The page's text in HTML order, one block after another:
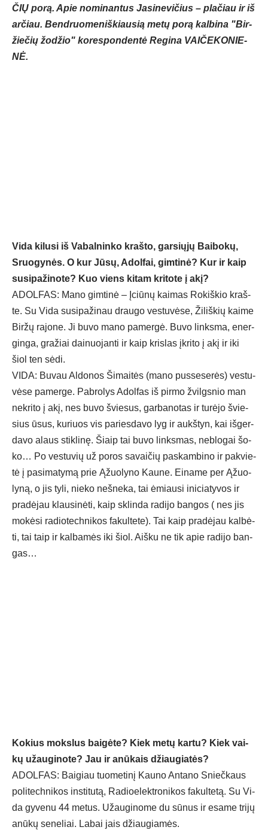
ČIŲ po­rą. Apie no­mi­nan­tus Ja­si­ne­vi­čius – pla­čiau ir iš
ar­čiau. Bend­ruo­me­niš­kiau­sią me­tų po­rą kal­bi­na "Bir­
žie­čių žo­džio" ko­res­pon­den­tė Re­gi­na VAI­ČE­KO­NIE­
NĖ.
Vi­da ki­lu­si iš Va­bal­nin­ko kraš­to, gar­sių­jų Bai­bo­kų,
Sruo­gy­nės. O kur Jū­sų, Adol­fai, gim­ti­nė? Kur ir kaip
su­si­pa­ži­no­te? Kuo viens ki­tam kri­to­te į akį?
ADOL­FAS: Ma­no gim­ti­nė – Įciū­nų kai­mas Ro­kiš­kio kraš­
te. Su Vi­da su­si­pa­ži­nau drau­go ves­tu­vė­se, Ži­liš­kių kai­me
Bir­žų ra­jo­ne. Ji bu­vo ma­no pa­mer­gė. Bu­vo links­ma, ener­
gin­ga, gra­žiai dai­nuo­jan­ti ir kaip kris­las įkri­to į akį ir iki
šiol ten sė­di.
VI­DA: Bu­vau Al­do­nos Ši­mai­tės (ma­no pus­se­se­rės) ves­tu­
vė­se pa­mer­ge. Pab­ro­lys Adol­fas iš pir­mo žvilgs­nio man
ne­kri­to į akį, nes bu­vo švie­sus, gar­ba­no­tas ir tu­rė­jo švie­
sius ūsus, ku­riuos vis pa­ries­da­vo lyg ir aukš­tyn, kai iš­ger­
da­vo alaus stik­li­nę. Šiaip tai bu­vo links­mas, ne­blo­gai šo­
ko… Po ves­tu­vių už po­ros sa­vai­čių pa­skam­bi­no ir pa­kvie­
tė į pa­si­ma­ty­mą prie Ąžuo­ly­no Kau­ne. Ei­na­me per Ąžuo­
ly­ną, o jis ty­li, nie­ko ne­šne­ka, tai ėmiau­si ini­cia­ty­vos ir
pra­dė­jau klau­si­nė­ti, kaip sklin­da ra­di­jo ban­gos ( nes jis
mo­kė­si ra­dio­tech­ni­kos fa­kul­te­te). Tai kaip pra­dė­jau kal­bė­
ti, tai taip ir kal­ba­mės iki šiol. Aiš­ku ne tik apie ra­di­jo ban­
gas…
Ko­kius moks­lus bai­gė­te? Kiek me­tų kar­tu? Kiek vai­
kų užau­gi­no­te? Jau ir anū­kais džiau­gia­tės?
ADOL­FAS: Bai­giau tuo­me­ti­nį Kau­no An­ta­no Snieč­kaus
po­li­tech­ni­kos ins­ti­tu­tą, Ra­dioe­lekt­ro­ni­kos fa­kul­te­tą. Su Vi­
da gy­ve­nu 44 me­tus. Užau­gi­no­me du sū­nus ir esa­me tri­jų
anū­kų se­ne­liai. La­bai jais džiau­gia­mės.